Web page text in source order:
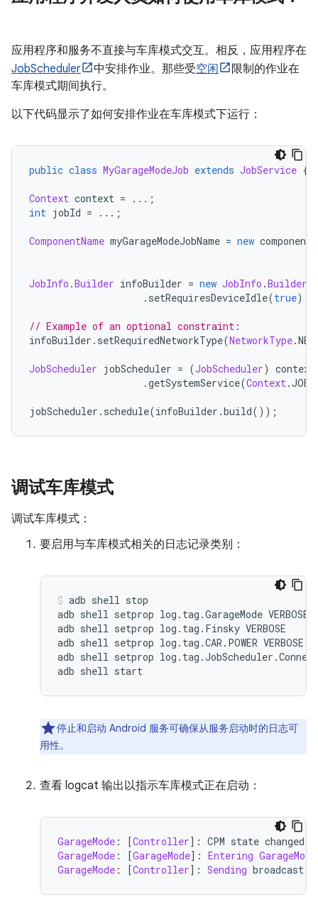
应用程序和服务不直接与车库模式交互。相反，应用程序在
JobScheduler
中安排作业。那些受空闲
限制的作业在
车库模式期间执行。
以下代码显示了如何安排作业在车库模式下运行：
public class MyGarageModeJob extends JobService {
Context context =
...;
int jobId = ...;
ComponentName myGarageModeJobName = new
JobInfo .Builder infoBuilder = new JobInfo .Builder
. setRequiresDeviceIdle(true);
// Example of an optional constraint:
infoBuilder . setRequiredNetworkType(NetworkType.
JobScheduler jobScheduler = (JobScheduler) context
.getSystemService(Context .
jobScheduler . schedule(infoBuilder .build());
调试车库模式
调试车库模式：
要启用与车库模式相关的日志记录类别：
adb shell stop
adb shell setprop log.tag.GarageMode VERBOSE
adb shell setprop log.tag.Finsky VERBOSE
adb shell setprop log.tag.CAR.POWER VERBOSE
adb shell setprop
停止和启动 Android 服务可确保从服务启动时的日志可
用性。
查看 logcat 输出以指示车库模式正在启动：
GarageMode : [Controller]: CPM state changed to
GarageMode : [GarageMode]: Entering GarageMode
GarageMode : [Controller]: Sending broadcast